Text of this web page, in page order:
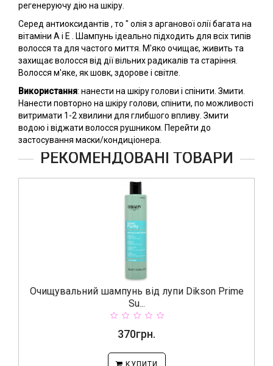
регенеруючу дію на шкіру.
Серед антиоксидантів , то " олія з арганової олії багата на
вітаміни А і Е . Шампунь ідеально підходить для всіх типів
волосся та для частого миття. М'яко очищає, живить та
захищає волосся від дії вільних радикалів та старіння.
Волосся м'яке, як шовк, здорове і світле.
Використання: нанести на шкіру голови і спінити. Змити.
Нанести повторно на шкіру голови, спінити, по можливості
витримати 1-2 хвилини для глибшого впливу. Змити
водою і віджати волосся рушником. Перейти до
застосування маски/кондиціонера.
РЕКОМЕНДОВАНІ ТОВАРИ
лупи Dikson Prime
TOP
Шампунь для пористого та